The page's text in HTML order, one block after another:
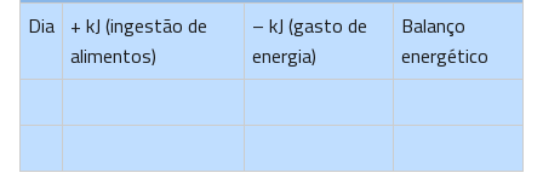
Dia + kJ (ingestão de
alimentos)
– kJ (gasto de
energia)
Balanço
energético